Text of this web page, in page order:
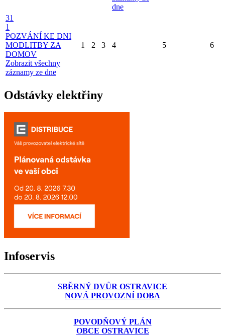
dne
31
1
POZVÁNÍ KE DNI
MODLITBY ZA
DOMOV
Zobrazit všechny
záznamy ze dne
1 2 3 4 5 6
Odstávky elektřiny
Infoservis
SBĚRNÝ DVŮR OSTRAVICE
NOVÁ PROVOZNÍ DOBA
POVODŇOVÝ PLÁN
OBCE OSTRAVICE